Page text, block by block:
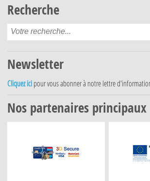
Recherche
Newsletter
Cliquez ici pour vous abonner à notre lettre
Nos partenaires principaux